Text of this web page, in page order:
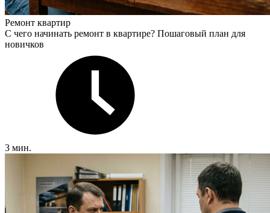
Ремонт квартир
С чего начинать ремонт в квартире? Пошаговый план для
новичков
3 мин.